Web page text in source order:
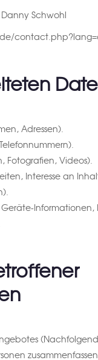
Schwohl
Adressen).
Fotografien, Videos).
Interesse an
Informationen,
(Nachfolgend